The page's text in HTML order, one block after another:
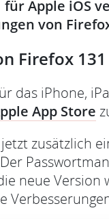
für Apple iOS
von
Firefox
das iPhone,
App Store
zusätzlich
neue Version